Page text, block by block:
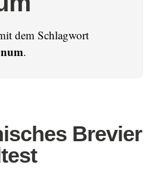
dem Schlagwort
.
Brevier